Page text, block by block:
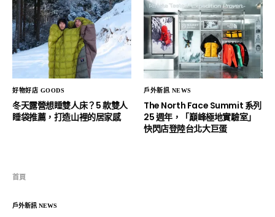
好物好店 GOODS
冬天露營想睡雙人床？5 款雙人
睡袋推薦，打造山裡的居家感
戶外新訊 NEWS
The North Face Summit 系列
25 週年，「巔峰極地實驗室」
快閃店登陸台北大巨蛋
首頁
戶外新訊 NEWS